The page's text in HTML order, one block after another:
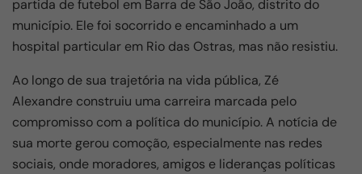
partida de futebol em Barra de São João, distrito do
município. Ele foi socorrido e encaminhado a um
hospital particular em Rio das Ostras, mas não resistiu.
Ao longo de sua trajetória na vida pública, Zé
Alexandre construiu uma carreira marcada pelo
compromisso com a política do município. A notícia de
sua morte gerou comoção, especialmente nas redes
sociais, onde moradores, amigos e lideranças políticas